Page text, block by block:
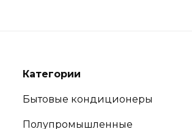
Категории
Бытовые кондиционеры
Полупромышленные